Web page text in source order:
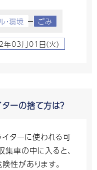
・環境 ごみ
年03月01日(火)
ーの捨て方は？
ターに使われる可
集車の中に入ると、
性があります。